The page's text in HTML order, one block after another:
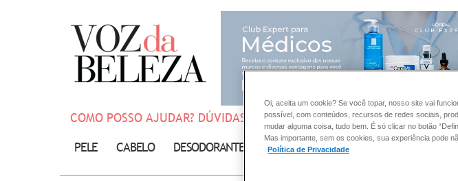
COMO POSSO AJUDAR? DÚVIDAS SOBRE:
PELE
CABELO DESODORANTE SOLAR DERMACLUB
Oi, aceita um cookie? Se você topar, nosso site vai
possível, com conteúdos, recursos de redes sociais,
mudar alguma coisa, tudo bem. É só clicar no botão
Mas importante, sem os cookies, sua experiência pode
Política de Privacidade